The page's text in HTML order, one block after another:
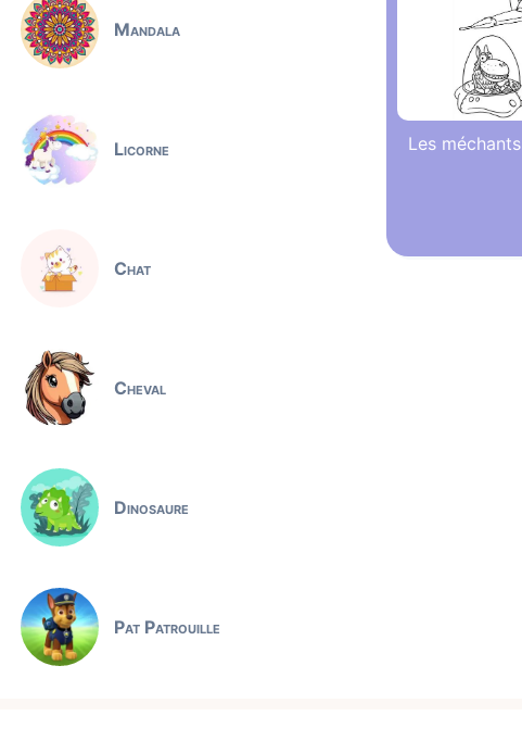
Mandala
Licorne
Chat
Cheval
Dinosaure
Pat Patrouille
Les méchants